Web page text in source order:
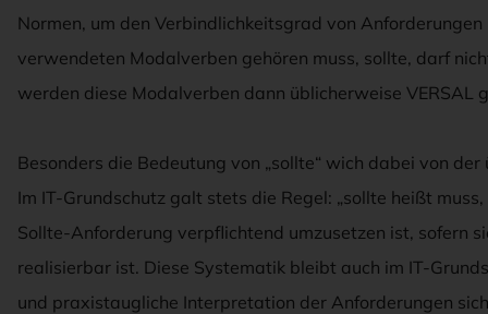
Normen, um den Verbindlichkeitsgrad von
verwendeten Modalverben gehören muss, sollte, darf
werden diese Modalverben dann üblicherweise VERSAL
Besonders die Bedeutung von „sollte“ wich dabei von
Im IT-Grundschutz galt stets die Regel: „sollte heißt
Sollte-Anforderung verpflichtend umzusetzen ist, sofern
realisierbar ist. Diese Systematik bleibt auch im IT-
und praxistaugliche Interpretation der Anforderungen